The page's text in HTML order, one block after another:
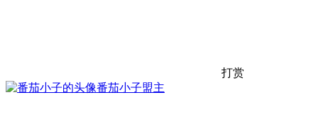
打赏
番茄小子盟主